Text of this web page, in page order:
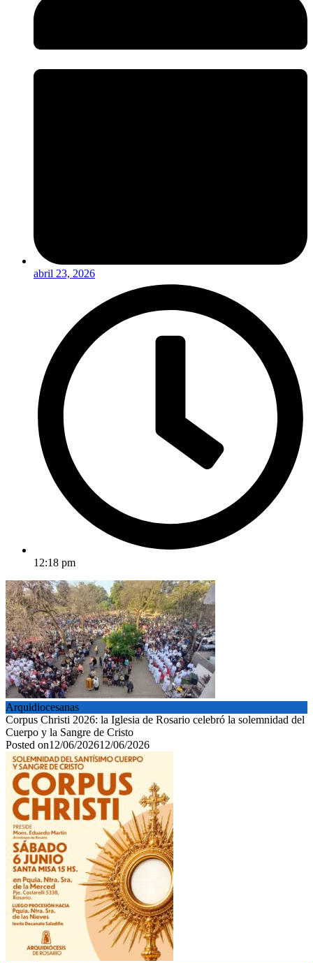
abril 23, 2026
12:18 pm
Arquidiocesanas
Corpus Christi 2026: la Iglesia de Rosario celebró la solemnidad del
Cuerpo y la Sangre de Cristo
Posted on12/06/202612/06/2026